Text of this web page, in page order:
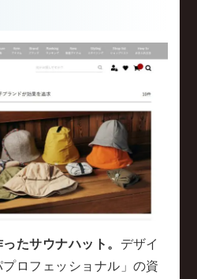
たサウナハット。 デザイ
ロフェッショナル」の資